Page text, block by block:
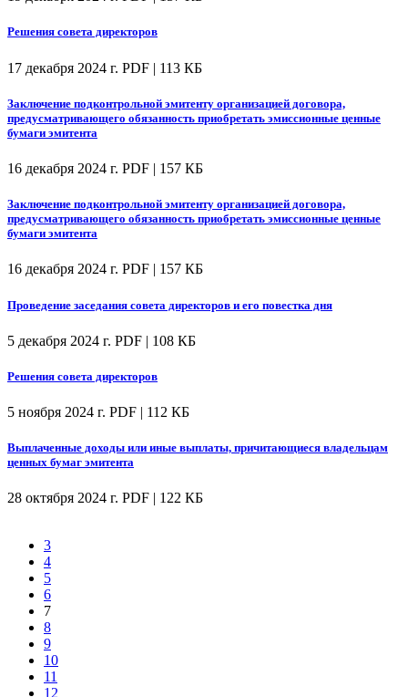
Решения совета директоров
17 декабря 2024 г. PDF | 113 КБ
Заключение подконтрольной эмитенту организацией договора,
предусматривающего обязанность приобретать эмиссионные ценные
бумаги эмитента
16 декабря 2024 г. PDF | 157 КБ
Заключение подконтрольной эмитенту организацией договора,
предусматривающего обязанность приобретать эмиссионные ценные
бумаги эмитента
16 декабря 2024 г. PDF | 157 КБ
Проведение заседания совета директоров и его повестка дня
5 декабря 2024 г. PDF | 108 КБ
Решения совета директоров
5 ноября 2024 г. PDF | 112 КБ
Выплаченные доходы или иные выплаты, причитающиеся владельцам
ценных бумаг эмитента
28 октября 2024 г. PDF | 122 КБ
3
4
5
6
7
8
9
10
11
12